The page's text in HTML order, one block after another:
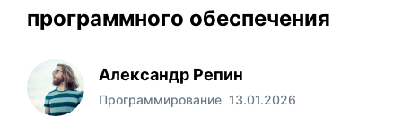
программного обеспечения
Александр Репин
Программирование 13.01.2026